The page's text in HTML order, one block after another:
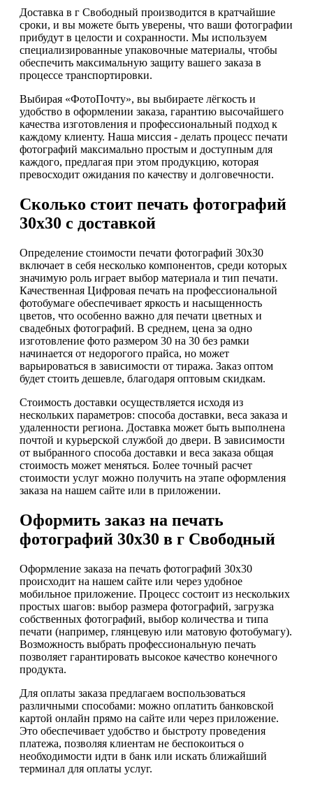
Доставка в г Свободный производится в кратчайшие
сроки, и вы можете быть уверены, что ваши фотографии
прибудут в целости и сохранности. Мы используем
специализированные упаковочные материалы, чтобы
обеспечить максимальную защиту вашего заказа в
процессе транспортировки.
Выбирая «ФотоПочту», вы выбираете лёгкость и
удобство в оформлении заказа, гарантию высочайшего
качества изготовления и профессиональный подход к
каждому клиенту. Наша миссия - делать процесс печати
фотографий максимально простым и доступным для
каждого, предлагая при этом продукцию, которая
превосходит ожидания по качеству и долговечности.
Сколько стоит печать фотографий
30х30 с доставкой
Определение стоимости печати фотографий 30х30
включает в себя несколько компонентов, среди которых
значимую роль играет выбор материала и тип печати.
Качественная Цифровая печать на профессиональной
фотобумаге обеспечивает яркость и насыщенность
цветов, что особенно важно для печати цветных и
свадебных фотографий. В среднем, цена за одно
изготовление фото размером 30 на 30 без рамки
начинается от недорогого прайса, но может
варьироваться в зависимости от тиража. Заказ оптом
будет стоить дешевле, благодаря оптовым скидкам.
Стоимость доставки осуществляется исходя из
нескольких параметров: способа доставки, веса заказа и
удаленности региона. Доставка может быть выполнена
почтой и курьерской службой до двери. В зависимости
от выбранного способа доставки и веса заказа общая
стоимость может меняться. Более точный расчет
стоимости услуг можно получить на этапе оформления
заказа на нашем сайте или в приложении.
Оформить заказ на печать
фотографий 30х30 в г Свободный
Оформление заказа на печать фотографий 30х30
происходит на нашем сайте или через удобное
мобильное приложение. Процесс состоит из нескольких
простых шагов: выбор размера фотографий, загрузка
собственных фотографий, выбор количества и типа
печати (например, глянцевую или матовую фотобумагу).
Возможность выбрать профессиональную печать
позволяет гарантировать высокое качество конечного
продукта.
Для оплаты заказа предлагаем воспользоваться
различными способами: можно оплатить банковской
картой онлайн прямо на сайте или через приложение.
Это обеспечивает удобство и быстроту проведения
платежа, позволяя клиентам не беспокоиться о
необходимости идти в банк или искать ближайший
терминал для оплаты услуг.